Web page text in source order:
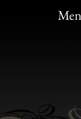
Bon